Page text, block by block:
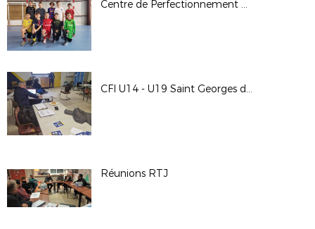
Centre de Perfectionnement Gardien de But
CFI U14 - U19 Saint Georges des Coteaux et Aunis Avenir
Réunions RTJ